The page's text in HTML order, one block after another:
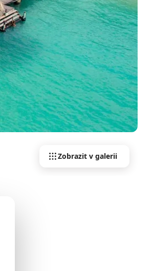
Zobrazit v galerii